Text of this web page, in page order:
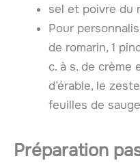
sel et poivre du
Pour
de romarin, 1
c. à s. de crème
d’érable, le
feuilles de sauge
Préparation